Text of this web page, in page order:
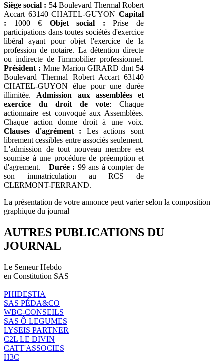
Siège social : 54 Boulevard Thermal Robert
Accart 63140 CHATEL-GUYON Capital
: 1000 € Objet social : Prise de
participations dans toutes sociétés d'exercice
libéral ayant pour objet l'exercice de la
profession de notaire. La détention directe
ou indirecte de l'immobilier professionnel.
Président : Mme Marion GIRARD dmt 54
Boulevard Thermal Robert Accart 63140
CHATEL-GUYON élue pour une durée
illimitée. Admission aux assemblées et
exercice du droit de vote: Chaque
actionnaire est convoqué aux Assemblées.
Chaque action donne droit à une voix.
Clauses d'agrément : Les actions sont
librement cessibles entre associés seulement.
L'admission de tout nouveau membre est
soumise à une procédure de préemption et
d'agrement. Durée : 99 ans à compter de
son immatriculation au RCS de
CLERMONT-FERRAND.
La présentation de votre annonce peut varier selon la composition
graphique du journal
AUTRES PUBLICATIONS DU
JOURNAL
Le Semeur Hebdo
en Constitution SAS
PHIDESTIA
SAS PÉDA&CO
WBC-CONSEILS
SAS Ô LEGUMES
LYSEIS PARTNER
C2L LE DIVIN
CATT'ASSOCIES
H3C